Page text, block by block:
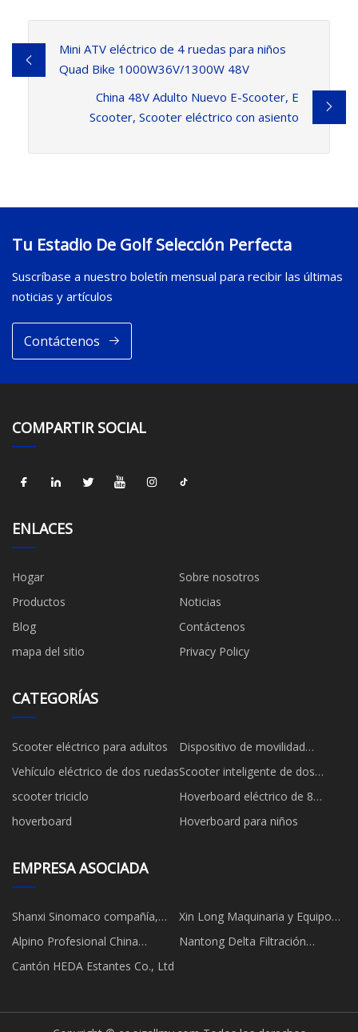
Mini ATV eléctrico de 4 ruedas para niños
Quad Bike 1000W36V/1300W 48V
China 48V Adulto Nuevo E-Scooter, E
Scooter, Scooter eléctrico con asiento
Tu Estadio De Golf Selección Perfecta
Suscríbase a nuestro boletín mensual para recibir las últimas
noticias y artículos
Contáctenos
COMPARTIR SOCIAL
ENLACES
Hogar
Sobre nosotros
Productos
Noticias
Blog
Contáctenos
mapa del sitio
Privacy Policy
CATEGORÍAS
Scooter eléctrico para adultos
Dispositivo de movilidad
personal
Vehículo eléctrico de dos ruedasScooter inteligente de dos
ruedas
scooter triciclo
Hoverboard eléctrico de 8
pulgadas
hoverboard Hoverboard para niños
EMPRESA ASOCIADA
Shanxi Sinomaco compañía,
Limitado.
Xin Long Maquinaria y Equipo
(Zhengzhou) Co., Ltd
Alpino Profesional China
Limitado.
Nantong Delta Filtración
Cantón HEDA Estantes Co., Ltd